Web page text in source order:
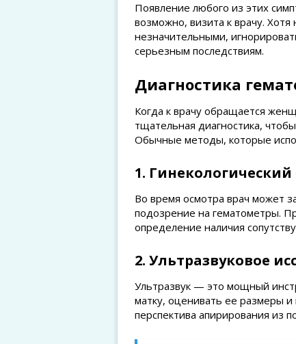
Появление любого из этих
возможно, визита к врачу. Хотя
незначительными,
серьезным последствиям.
Диагностика
Когда к врачу обращается
тщательная диагностика,
Обычные методы, которые
1.
Во время осмотра врач может
подозрение на гематометры.
определение наличия
2. Ультразвуковое
Ультразвук — это мощный
матку, оценивать ее размеры и
перспектива апирирования из